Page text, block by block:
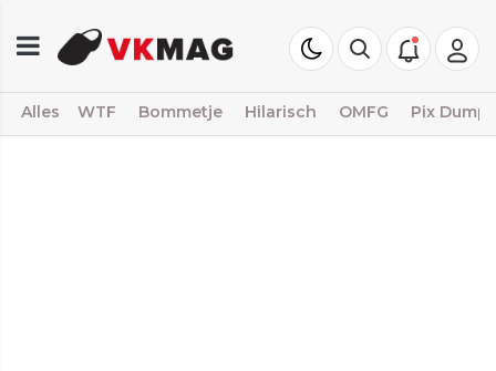
Alles WTF Bommetje Hilarisch OMFG Pix Dump